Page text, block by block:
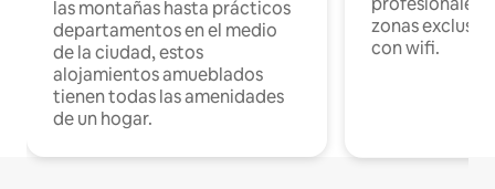
las montañas hasta prácticos
departamentos en el medio
de la ciudad, estos
alojamientos amueblados
tienen todas las amenidades
de un hogar.
zonas
con wifi.